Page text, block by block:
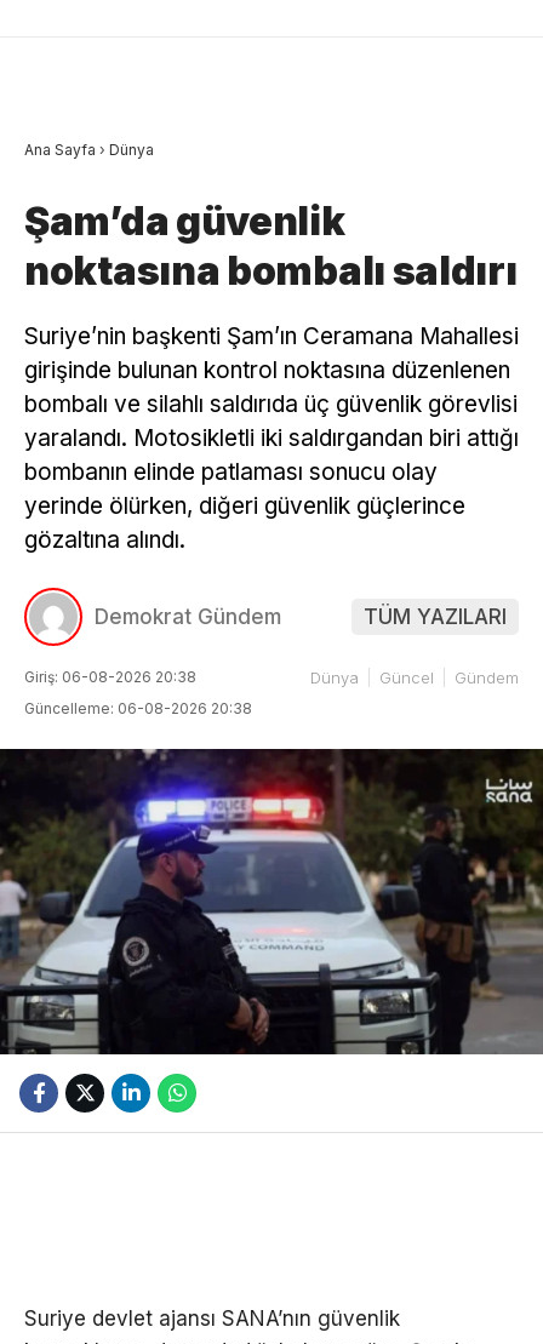
Ana Sayfa › Dünya
Şam’da güvenlik
noktasına bombalı saldırı
Suriye’nin başkenti Şam’ın Ceramana Mahallesi
girişinde bulunan kontrol noktasına düzenlenen
bombalı ve silahlı saldırıda üç güvenlik görevlisi
yaralandı. Motosikletli iki saldırgandan biri attığı
bombanın elinde patlaması sonucu olay
yerinde ölürken, diğeri güvenlik güçlerince
gözaltına alındı.
Demokrat Gündem TÜM YAZILARI
Giriş: 06-08-2026 20:38
Güncelleme: 06-08-2026 20:38
Dünya Güncel Gündem
Suriye devlet ajansı SANA’nın güvenlik